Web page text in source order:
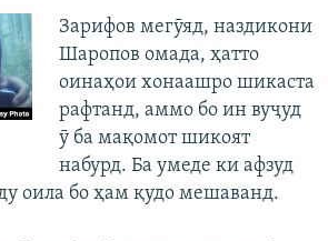
Зарифов мегӯяд, наздикони
Шаропов омада, ҳатто
оинаҳои хонаашро шикаста
рафтанд, аммо бо ин вуҷуд
ӯ ба мақомот шикоят
набурд. Ба умеде ки афзуд
оила бо ҳам қудо мешаванд.